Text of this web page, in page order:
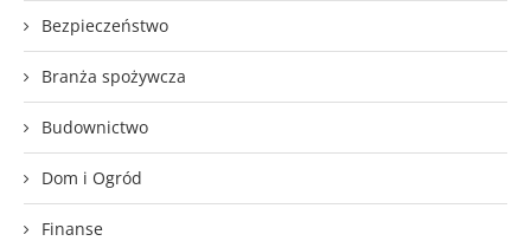
Bezpieczeństwo
Branża spożywcza
Budownictwo
Dom i Ogród
Finanse